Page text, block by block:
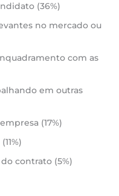
(36%)
no mercado ou
com as
em outras
(17%)
contrato (5%)